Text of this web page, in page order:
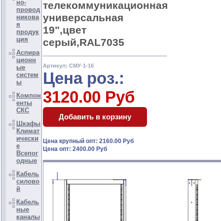
но-
провод
никова
я
продук
ция
Аспира
ционн
ые
систем
ы
Компон
енты
СКС
Шкафы
Климат
ически
е
Всепог
одные
Кабель
силово
й
Кабель
ные
каналы
телекоммуникационная
универсальная
19",цвет
серый,RAL7035
Артикул: СМУ-1-16
Цена роз.:
3120.00 Руб
Цена крупный опт: 2160.00 Руб
Цена опт: 2400.00 Руб